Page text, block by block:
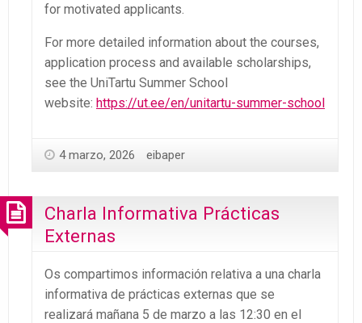
for motivated applicants.
For more detailed information about the courses,
application process and available scholarships,
see the UniTartu Summer School
website: https://ut.ee/en/unitartu-summer-school
4 marzo, 2026 eibaper
Charla Informativa Prácticas
Externas
Os compartimos información relativa a una charla
informativa de prácticas externas que se
realizará mañana 5 de marzo a las 12:30 en el